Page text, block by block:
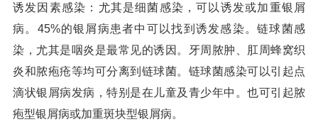
诱发因素感染：尤其是细菌感染，可以诱发或加重银屑
病。45%的银屑病患者中可以找到诱发感染。链球菌感
染，尤其是咽炎是最常见的诱因。牙周脓肿、肛周蜂窝织
炎和脓疱疮等均可分离到链球菌。链球菌感染可以引起点
滴状银屑病发病，特别是在儿童及青少年中。也可引起脓
疱型银屑病或加重斑块型银屑病。